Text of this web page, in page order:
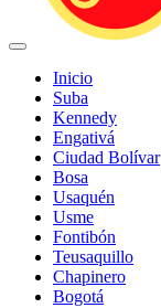
Inicio
Suba
Kennedy
Engativá
Ciudad Bolívar
Bosa
Usaquén
Usme
Fontibón
Teusaquillo
Chapinero
Bogotá